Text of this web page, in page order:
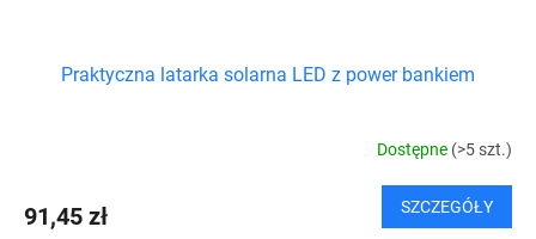
Praktyczna latarka solarna LED z power bankiem
Dostępne (>5 szt.)
91,45 zł SZCZEGÓŁY